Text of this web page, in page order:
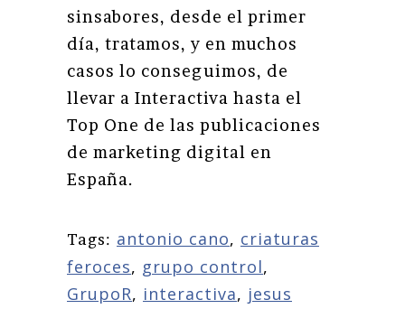
sinsabores, desde el primer
día, tratamos, y en muchos
casos lo conseguimos, de
llevar a Interactiva hasta el
Top One de las publicaciones
de marketing digital en
España.
Tags: antonio cano, criaturas
feroces, grupo control,
GrupoR, interactiva, jesus